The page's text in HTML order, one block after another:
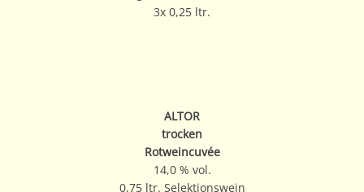
3x 0,25 ltr.
ALTOR
trocken
Rotweincuvée
14,0 % vol.
0,75 ltr. Selektionswein